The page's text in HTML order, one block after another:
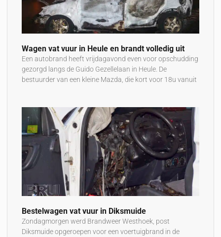
Wagen vat vuur in Heule en brandt volledig uit
Een autobrand heeft vrijdagavond even voor opschudding
gezorgd langs de Guido Gezellelaan in Heule. De
bestuurder van een kleine Mazda, die kort voor 18u vanuit
Bestelwagen vat vuur in Diksmuide
Zondagmorgen werd Brandweer Westhoek, post
Diksmuide opgeroepen voor een voertuigbrand in de